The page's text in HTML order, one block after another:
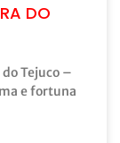
DO
Tejuco –
e fortuna